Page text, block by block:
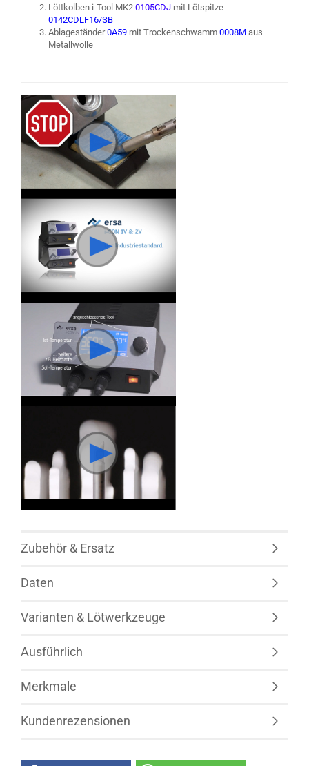
Löttkolben i-Tool MK2 0105CDJ mit Lötspitze
0142CDLF16/SB
Ablageständer0A59 mit Trockenschwamm 0008M aus
Metallwolle
Zubehör & Ersatz
Daten
Varianten & Lötwerkzeuge
Ausführlich
Merkmale
Kundenrezensionen